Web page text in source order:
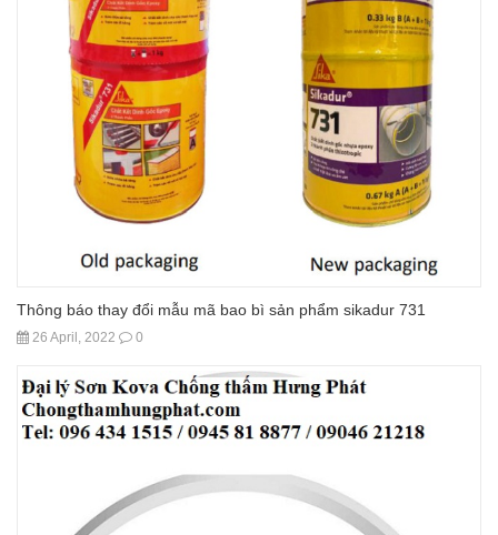
Thông báo thay đổi mẫu mã bao bì sản phẩm sikadur 731
26 April, 2022 0